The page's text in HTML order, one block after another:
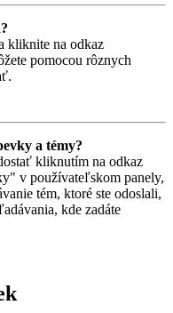
kliknite na odkaz
pomocou rôznych
a témy?
kliknutím na odkaz
v používateľskom panely,
tém, ktoré ste odoslali,
kde zadáte